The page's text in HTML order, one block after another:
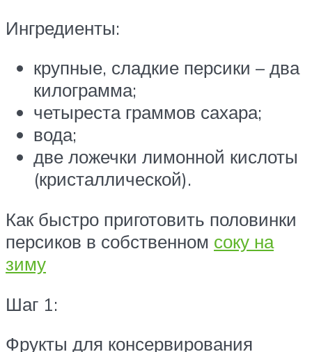
Ингредиенты:
крупные, сладкие персики – два
килограмма;
четыреста граммов сахара;
вода;
две ложечки лимонной кислоты
(кристаллической).
Как быстро приготовить половинки
персиков в собственном соку на
зиму
Шаг 1:
Фрукты для консервирования